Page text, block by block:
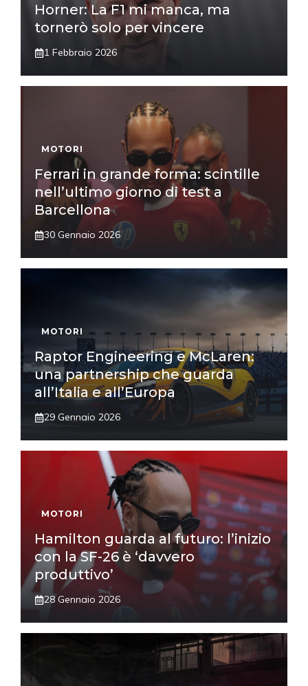
Horner: La F1 mi manca, ma
tornerò solo per vincere
1 Febbraio 2026
MOTORI
Ferrari in grande forma: scintille
nell’ultimo giorno di test a
Barcellona
30 Gennaio 2026
MOTORI
Raptor Engineering e McLaren:
una partnership che guarda
all’Italia e all’Europa
29 Gennaio 2026
MOTORI
Hamilton guarda al futuro: l’inizio
con la SF-26 è ‘davvero
produttivo’
28 Gennaio 2026